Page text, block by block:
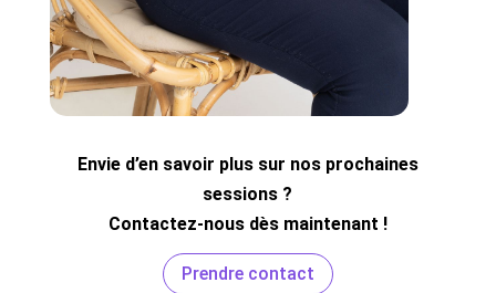
Envie d’en savoir plus sur nos prochaines
sessions ?
Contactez-nous dès maintenant !
Prendre contact